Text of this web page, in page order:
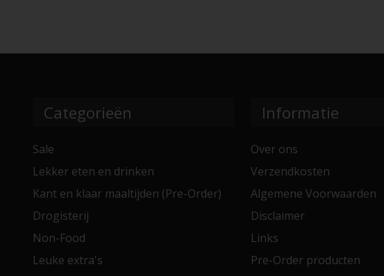
Categorieën
Sale
Lekker eten en drinken
Kant en klaar maaltijden (Pre-Order)
Drogisterij
Non-Food
Leuke extra's
Informatie
Over ons
Verzendkosten
Algemene Voorwaarden
Disclaimer
Links
Pre-Order producten